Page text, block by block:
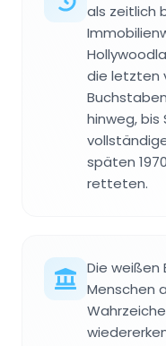
als zeitlich
die letzten
hinweg, bis
späten
retteten.
Die weißen
Menschen